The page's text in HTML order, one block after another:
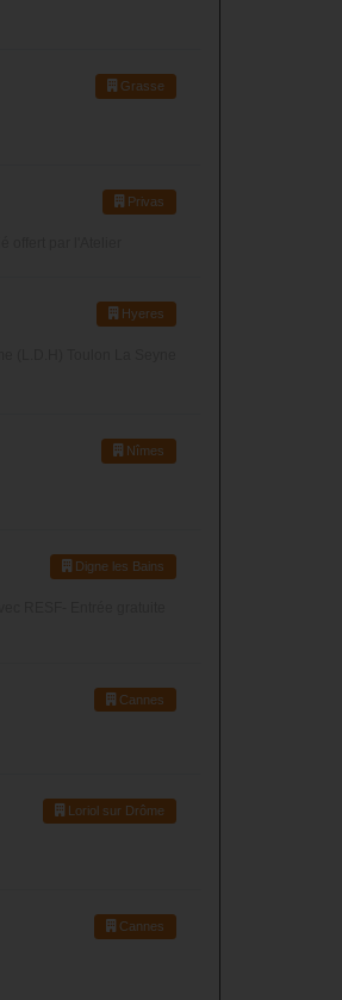
Grasse
Privas
Hyeres
Nîmes
Digne les Bains
Cannes
Loriol sur Drôme
Cannes